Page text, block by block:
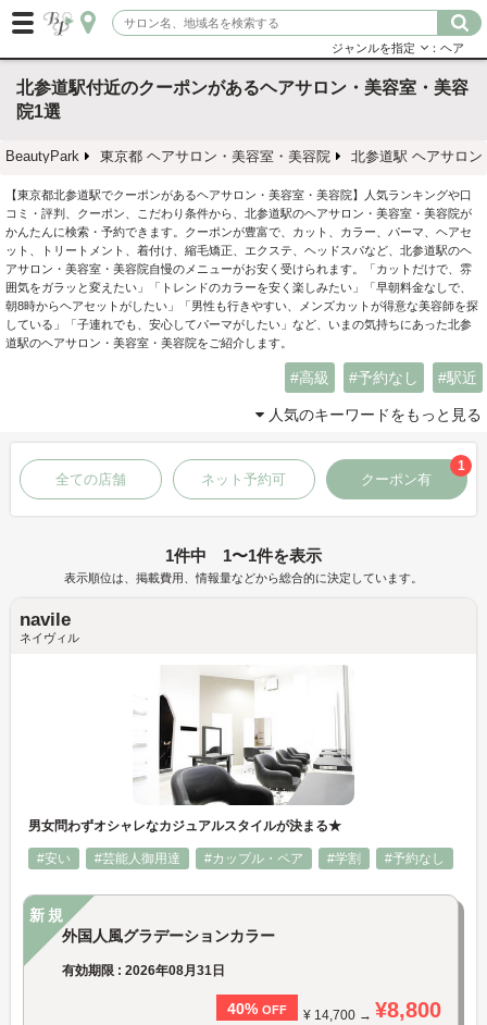
ジャンルを指定 ：ヘア
北参道駅付近のクーポンがあるヘアサロン・美容室・美容
院1選
BeautyPark 東京都 ヘアサロン・美容室・美容院 北参道駅 ヘアサロ
【東京都北参道駅でクーポンがあるヘアサロン・美容室・美容院】人気ランキングや口
コミ・評判、クーポン、こだわり条件から、北参道駅のヘアサロン・美容室・美容院が
かんたんに検索・予約できます。クーポンが豊富で、カット、カラー、パーマ、ヘアセ
ット、トリートメント、着付け、縮毛矯正、エクステ、ヘッドスパなど、北参道駅のヘ
アサロン・美容室・美容院自慢のメニューがお安く受けられます。「カットだけで、雰
囲気をガラッと変えたい」「トレンドのカラーを安く楽しみたい」「早朝料金なしで、
朝8時からヘアセットがしたい」「男性も行きやすい、メンズカットが得意な美容師を探
している」「子連れでも、安心してパーマがしたい」など、いまの気持ちにあった北参
道駅のヘアサロン・美容室・美容院をご紹介します。
高級 予約なし 駅近
人気のキーワードをもっと見る
全ての店舗 ネット予約可 クーポン有
1
1件中 1〜1件を表示
表示順位は、掲載費用、情報量などから総合的に決定しています。
navile
ネイヴィル
男女問わずオシャレなカジュアルスタイルが決まる★
#安い #芸能人御用達 #カップル・ペア #学割 #予約なし
新規
外国人風グラデーションカラー
有効期限 : 2026年08月31日
40% OFF ¥ 14,700 → ¥8,800